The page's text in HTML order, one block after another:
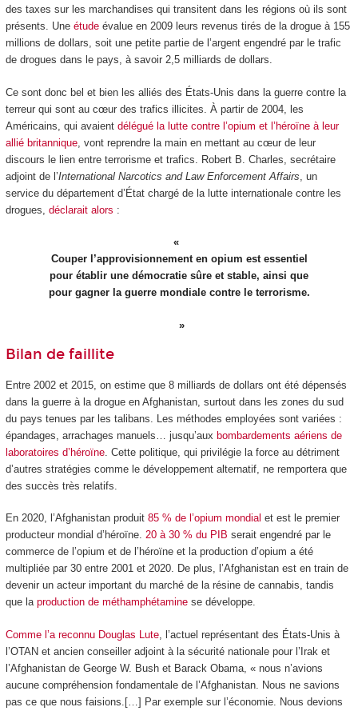
des taxes sur les marchandises qui transitent dans les régions où ils sont
présents. Une étudeévalue en 2009 leurs revenus tirés de la drogue à 155
millions de dollars, soit une petite partie de l’argent engendré par le trafic
de drogues dans le pays, à savoir 2,5 milliards de dollars.
Ce sont donc bel et bien les alliés des États-Unis dans la guerre contre la
terreur qui sont au cœur des trafics illicites. À partir de 2004, les
Américains, qui avaient délégué la lutte contre l’opium et l’héroïne à leur
allié britannique, vont reprendre la main en mettant au cœur de leur
discours le lien entre terrorisme et trafics. Robert B. Charles, secrétaire
adjoint de l’International Narcotics and Law Enforcement Affairs , un
service du département d’État chargé de la lutte internationale contre les
drogues, déclarait alors :
Couper l’approvisionnement en opium est essentiel
pour établir une démocratie sûre et stable, ainsi que
pour gagner la guerre mondiale contre le terrorisme.
Bilan de faillite
Entre 2002 et 2015, on estime que 8 milliards de dollars ont été dépensés
dans la guerre à la drogue en Afghanistan, surtout dans les zones du sud
du pays tenues par les talibans. Les méthodes employées sont variées :
épandages, arrachages manuels… jusqu’aux bombardements aériens de
laboratoires d’héroïne. Cette politique, qui privilégie la force au détriment
d’autres stratégies comme le développement alternatif, ne remportera que
des succès très relatifs.
En 2020, l’Afghanistan produit 85 % de l’opium mondial et est le premier
producteur mondial d’héroïne. 20 à 30 % du PIB serait engendré par le
commerce de l’opium et de l’héroïne et la production d’opium a été
multipliée par 30 entre 2001 et 2020. De plus, l’Afghanistan est en train de
devenir un acteur important du marché de la résine de cannabis, tandis
que la production de méthamphétaminese développe.
Comme l’a reconnu Douglas Lute, l’actuel représentant des États-Unis à
l’OTAN et ancien conseiller adjoint à la sécurité nationale pour l’Irak et
l’Afghanistan de George W. Bush et Barack Obama, « nous n’avions
aucune compréhension fondamentale de l’Afghanistan. Nous ne savions
pas ce que nous faisions.[…] Par exemple sur l’économie. Nous devions